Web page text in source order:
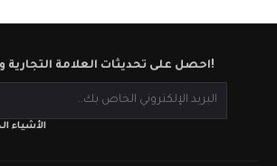
احصل على تحديثات العلامة التجارية والعروض الحصرية!
الأشياء